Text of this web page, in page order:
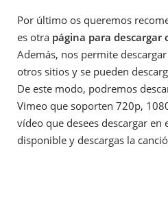
Por último os queremos
es otra página para
Además, nos permite descargar
otros sitios y se pueden
De este modo, podremos
Vimeo que soporten 720p,
vídeo que desees descargar en
disponible y descargas la